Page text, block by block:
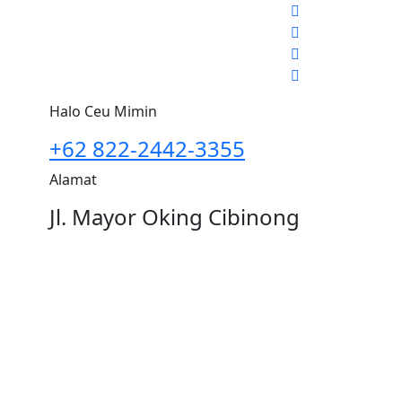
Halo Ceu Mimin
+62 822-2442-3355
Alamat
Jl. Mayor Oking Cibinong